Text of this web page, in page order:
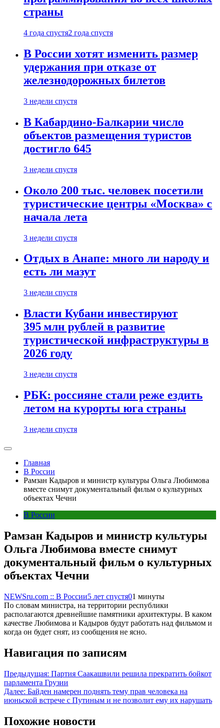
страны
4 года спустя2 года спустя
В России хотят изменить размер
удержания при отказе от
железнодорожных билетов
3 недели спустя
В Кабардино-Балкарии число
объектов размещения туристов
достигло 645
3 недели спустя
Около 200 тыс. человек посетили
туристические центры «Москва» с
начала лета
3 недели спустя
Отдых в Анапе: много ли народу и
есть ли мазут
3 недели спустя
Власти Кубани инвестируют
395 млн рублей в развитие
туристической инфраструктуры в
2026 году
3 недели спустя
РБК: россияне стали реже ездить
летом на курорты юга страны
3 недели спустя
Главная
В России
Рамзан Кадыров и министр культуры Ольга Любимова
вместе снимут документальный фильм о культурных
объектах Чечни
В России
Рамзан Кадыров и министр культуры
Ольга Любимова вместе снимут
документальный фильм о культурных
объектах Чечни
NEWSru.com :: В России5 лет спустя01 минуты
По словам министра, на территории республики
располагаются древнейшие памятники архитектуры. В каком
качестве Любимова и Кадыров будут работать над фильмом и
когда он будет снят, из сообщения не ясно.
Навигация по записям
Предыдущая: Партия Саакашвили решила прекратить бойкот
парламента Грузии
Далее: Байден намерен поднять тему прав человека на
июньской встрече с Путиным и не позволит ему их нарушать
Похожие новости